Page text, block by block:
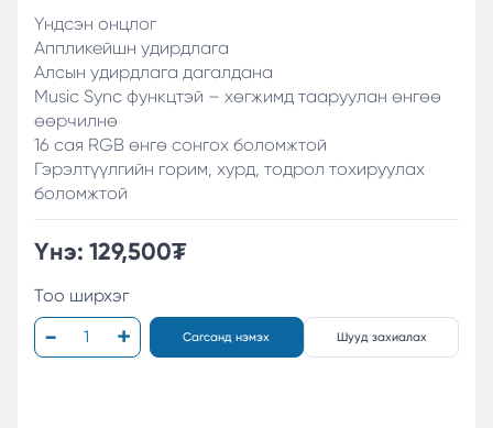
Үндсэн онцлог
Аппликейшн удирдлага
Алсын удирдлага дагалдана
Music Sync функцтэй – хөгжимд тааруулан өнгөө
өөрчилнө
16 сая RGB өнгө сонгох боломжтой
Гэрэлтүүлгийн горим, хурд, тодрол тохируулах
боломжтой
Үнэ: 129,500₮
Тоо ширхэг
Сагсанд нэмэх Шууд захиалах